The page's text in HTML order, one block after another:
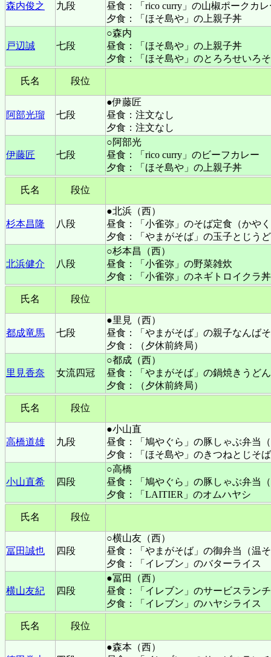
森内俊之 九段
昼食：「rico curry」の山椒ポークカ
夕食：「ほそ島や」の上親子丼
戸辺誠 七段
○森内
昼食：「ほそ島や」の上親子丼
夕食：「ほそ島や」のとろろせいろ
氏名 段位
阿部光瑠 七段
●伊藤匠
昼食：注文なし
夕食：注文なし
伊藤匠 七段
○阿部光
昼食：「rico curry」のビーフカレー
夕食：「ほそ島や」の上親子丼
氏名 段位
杉本昌隆 八段
●北浜（西）
昼食：「小雀弥」 のそば定食（かや
夕食：「やまがそば」の玉子とじう
北浜健介 八段
○杉本昌（西）
昼食：
「小雀弥」の野菜雑炊
夕食：「小雀弥」のネギトロイクラ丼
氏名 段位
都成竜馬 七段
●里見（西）
昼食：「やまがそば」の親子なんば
夕食：（夕休前終局）
里見香奈 女流四冠
○都成（西）
昼食：「やまがそば」の鍋焼きうどん
夕食：（夕休前終局）
氏名 段位
高橋道雄 九段
●小山直
昼食：「鳩やぐら」の豚しゃぶ弁当
夕食：「ほそ島や」のきつねとじそば
小山直希 四段
○高橋
昼食：「鳩やぐら」の豚しゃぶ弁当
夕食：「LAITIER」のオムハヤシ
氏名 段位
冨田誠也 四段
○横山友（西）
昼食：「やまがそば」の御弁当（温
夕食：「イレブン」のバターライス
横山友紀 四段
●冨田（西）
昼食：「イレブン」のサービスラン
夕食：「イレブン」のハヤシライス
氏名 段位
●森本（西）